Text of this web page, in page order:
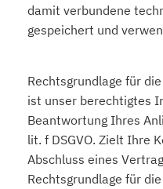
damit verbundene
gespeichert und
Rechtsgrundlage für
ist unser berechtigtes
Beantwortung Ihres
lit. f DSGVO. Zielt Ihre
Abschluss eines
Rechtsgrundlage für